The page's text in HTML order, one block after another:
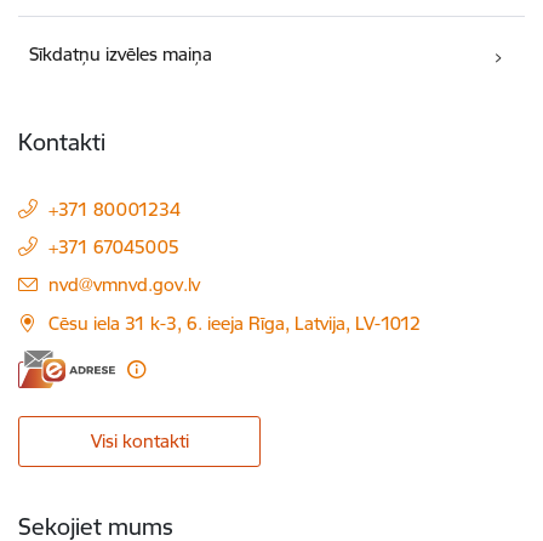
Sīkdatņu izvēles maiņa
Kontakti
+371 80001234
+371 67045005
E-pasts:
nvd@vmnvd.gov.lv
Cēsu iela 31 k-3, 6. ieeja Rīga, Latvija, LV-1012
Visi kontakti
Sekojiet mums